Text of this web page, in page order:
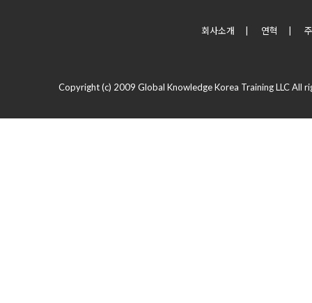
회사소개 연혁
Copyright (c) 2009 Global Knowledge Korea Training LLC All